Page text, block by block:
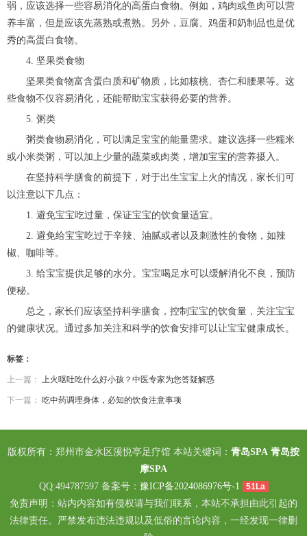
弱，应该选择一些容易消化的高蛋白食物。例如，鸡肉或鱼肉可以营
养丰富，但是应该先蒸熟或煮熟。另外，豆腐、鸡蛋和奶制品也是优
秀的高蛋白食物。
4. 坚果类食物
坚果类食物富含蛋白质和矿物质，比如核桃、杏仁和腰果等。这
些食物不仅容易消化，还能帮助宝宝获得必要的营养。
5. 粥类
粥类食物易消化，可以满足宝宝的能量需求。建议选择一些糯米
或小米类粥，可以加上少量的蔬菜或肉类，增加宝宝的营养摄入。
在坚持科学膳食的前提下，对于出生宝宝上火的情况，家长们可
以注意以下几点：
1. 避免宝宝吃过量，保证宝宝的饮食量适宜。
2. 避免给宝宝吃过于辛辣、油腻或者以及刺激性的食物，如辣
椒、咖啡等。
3. 给宝宝提供足够的水分。宝宝喝足水可以缓解消化不良，预防
便秘。
总之，家长们应该坚持科学膳食，控制宝宝的饮食量，关注宝宝
的健康状况。通过多加关注和科学的饮食安排可以让宝宝健康成长。
标签：
上一篇： 上火呕吐吃什么好小孩？中医专家为您答疑解惑
下一篇： 吃中药调理身体，必知的饮食注意事项
版权所有：郑州市金水区溪悦亭足疗馆 本站关键词： 青岛SPA 青岛按
摩SPA
QQ:494787597 备案号： 豫ICP备2024086976号-1 51La
免责声明：站内内容如有侵权请与我们联系，本站不承担由此引起的
法律责任。严禁发布违法违规以及低俗的言论内容，一经发现一律删